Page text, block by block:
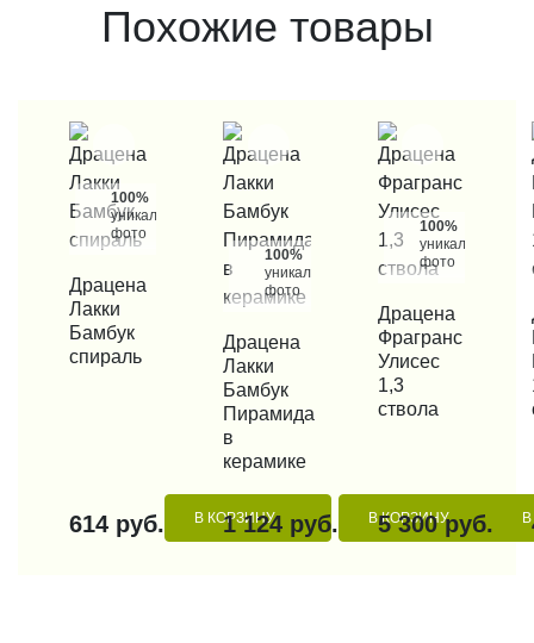
Похожие товары
100%
уникальные
фото
КУПИТЬ В 1 КЛИК
Драцена
Лакки
Бамбук
спираль
614 руб. В КОРЗИНУ
100%
уникальные
фото
КУПИТЬ В 1 КЛИК
Драцена
Лакки
Бамбук
Пирамида
в
керамике
1 124 руб. В КОРЗИНУ
100%
уникальные
фото
КУПИТЬ В 1 КЛИК
Драцена
Фрагранс
Улисес
1,3
ствола
5 300 руб.